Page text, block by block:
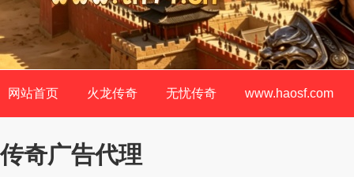
网站首页 火龙传奇 无忧传奇 www.haosf.com
传奇广告代理